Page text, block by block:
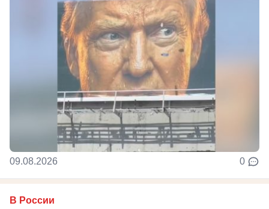
09.08.2026 0
В России